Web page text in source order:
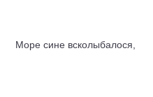
Море сине всколыбалося,